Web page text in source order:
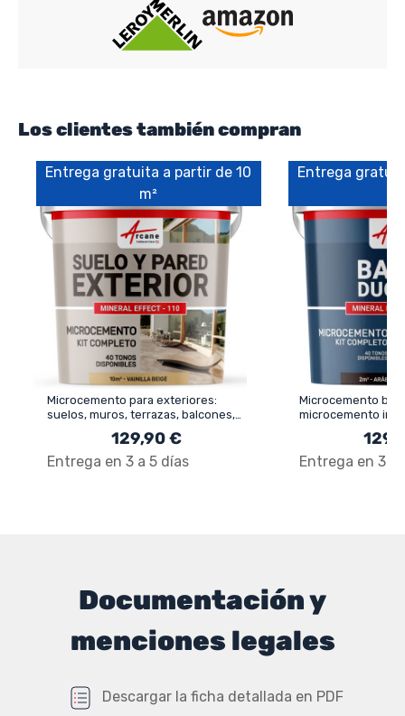
Los clientes también compran
Entrega gratuita a partir de 10
m²
Microcemento para exteriores:
suelos, muros, terrazas, balcones,
129,90 €
Entrega en 3 a 5 días
Entrega
Microcemento
microcemento
Entrega en 3 a
Documentación y
menciones legales
Descargar la ficha detallada en PDF